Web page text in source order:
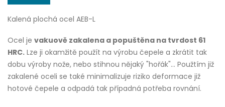
Kalená plochá ocel AEB-L
Ocel je vakuově zakalena a popuštěna na tvrdost 61
HRC. Lze ji okamžitě použít na výrobu čepele a zkrátit tak
dobu výroby nože, nebo stihnou nějaký "hořák"... Použtím již
zakalené oceli se také minimalizuje riziko deformace již
hotové čepele a odpadá tak případná potřeba rovnání.